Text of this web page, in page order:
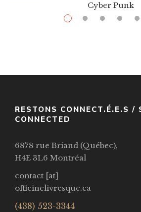
Cyber Punk
$ 13.99 $36.00
RESTONS CONNECT.É.E.S /
CONNECTED
6878 rue Briand (Québec),
H4E 3L6 Montréal
contact [at]
officinelivresque.ca
(438) 523-3344